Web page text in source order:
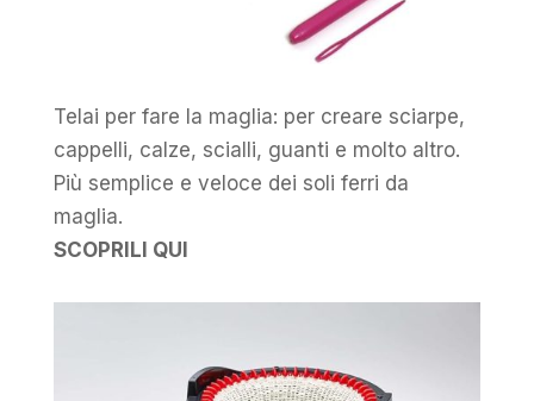
Telai per fare la maglia: per creare sciarpe,
cappelli, calze, scialli, guanti e molto altro.
Più semplice e veloce dei soli ferri da
maglia.
SCOPRILI QUI